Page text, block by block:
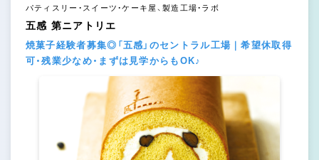
パティスリー・スイーツ・ケーキ屋、製造工場・ラボ
五感 第ニアトリエ
焼菓子経験者募集◎「五感」のセントラル工場｜希望休取得
可・残業少なめ・まずは見学からもOK♪